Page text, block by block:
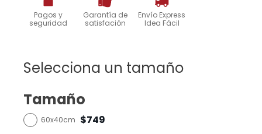
Pagos y
seguridad
Garantía de
satisfación
Envío Express
Idea Fácil
Selecciona un tamaño
Tamaño
60x40cm $749